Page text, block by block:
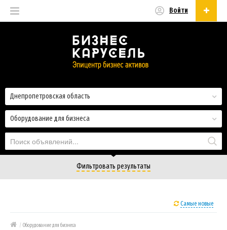
Войти
Оборудование для бизнеса
Днепропетровская область
Фильтровать результаты
Самые новые
/ Оборудование для бизнеса